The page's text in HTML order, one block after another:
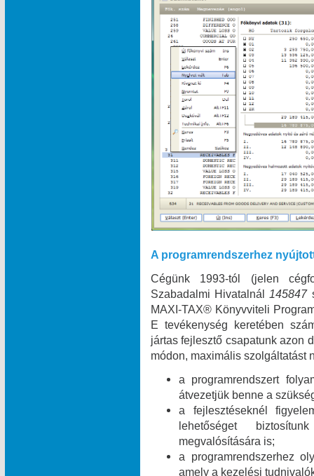
A programrendszerhez
Cégünk 1993-tól (jelen
Szabadalmi Hivatalnál 145847
MAXI‑TAX® Könyvviteli
E tevékenység keretében
jártas fejlesztő csapatunk azon
módon, maximális szolgáltatást
a programrendszert
átvezetjük benne a
a fejlesztéseknél
lehetőséget
megvalósítására is;
a programrendszerhez
amely a kezelési